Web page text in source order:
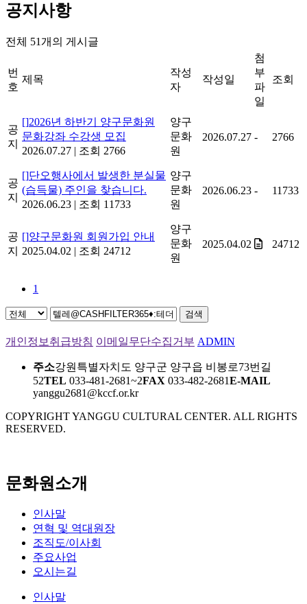
공지사항
전체 51개의 게시글
번
호
제목
작성
자
작성일
첨
부
파
일
조회
공
지
[]2026년 하반기 양구문화원
문화강좌 수강생 모집
2026.07.27 | 조회 2766
양구
문화
원
2026.07.27 - 2766
공
지
[]단오행사에서 발생한 분실물
(습득물) 주인을 찾습니다.
2026.06.23 | 조회 11733
양구
문화
원
2026.06.23 - 11733
공
지
[]양구문화원 회원가입 안내
2025.04.02 | 조회 24712
양구
문화
원
2025.04.02 24712
1
검색
개인정보취급방침 이메일무단수집거부 ADMIN
주소강원특별자치도 양구군 양구읍 비봉로73번길
52TEL 033-481-2681~2FAX 033-482-2681E-MAIL
yanggu2681@kccf.or.kr
COPYRIGHT YANGGU CULTURAL CENTER. ALL RIGHTS
RESERVED.
문화원소개
인사말
연혁 및 역대원장
조직도/이사회
주요사업
오시는길
인사말